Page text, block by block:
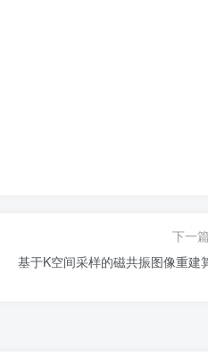
下一
基于K空间采样的磁共振图像重建